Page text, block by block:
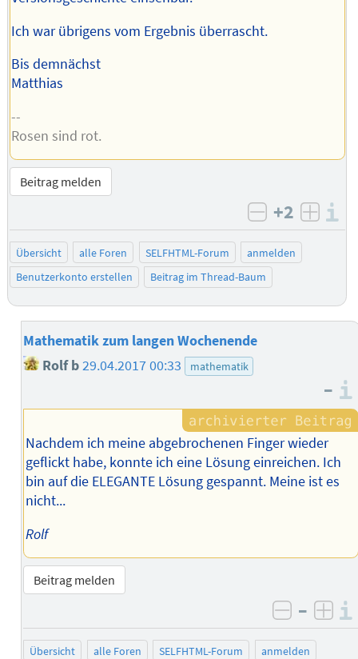
Ich war übrigens vom Ergebnis überrascht.
Bis demnächst
Matthias
--
Rosen sind rot.
Beitrag melden
negativ
+2
Übersicht alle Foren SELFHTML-Forum
anmelden
Benutzerkonto erstellen
Beitrag im Thread-Baum
Mathematik zum langen Wochenende
Rolf b29.04.2017 00:33 mathematik
–
Nachdem ich meine abgebrochenen Finger wieder
geflickt habe, konnte ich eine Lösung einreichen. Ich
bin auf die ELEGANTE Lösung gespannt. Meine ist es
nicht...
Rolf
Beitrag melden
negativ
–
Übersicht alle Foren SELFHTML-Forum
anmelden